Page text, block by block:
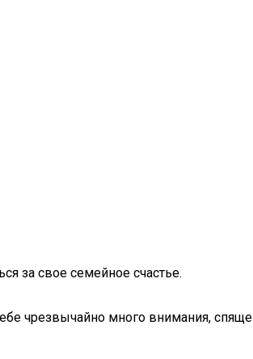
за свое семейное счастье.
чрезвычайно много внимания,